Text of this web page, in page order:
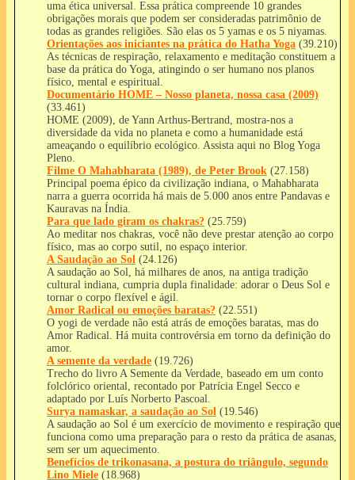
uma ética universal. Essa prática compreende 10 grandes
obrigações morais que podem ser consideradas patrimônio de
todas as grandes religiões. São elas os 5 yamas e os 5 niyamas.
Orientações aos iniciantes na prática do Hatha Yoga (39.210)
As técnicas de respiração, relaxamento e meditação constituem a
base da prática do Yoga, atingindo o ser humano nos planos
físico, mental e espiritual.
Documentário HOME – Nosso planeta, nossa casa (2009)
(33.461)
HOME (2009), de Yann Arthus-Bertrand, mostra-nos a
diversidade da vida no planeta e como a humanidade está
ameaçando o equilíbrio ecológico. Assista aqui no Blog Yoga
Pleno.
Filme O Mahabharata (1989), de Peter Brook (27.158)
Principal poema épico da civilização indiana, o Mahabharata
narra a guerra ocorrida há mais de 5.000 anos entre Pandavas e
Kauravas na Índia.
Para que lado giram os chakras? (25.759)
Ao meditar nos chakras, você não deve prestar atenção ao corpo
físico, mas ao corpo sutil, no espaço interior.
A Saudação ao Sol (24.126)
A saudação ao Sol, há milhares de anos, na antiga tradição
cultural indiana, cumpria dupla finalidade: adorar o Deus Sol e
tornar o corpo flexível e ágil.
Amor Radical ou emoções baratas? (22.551)
O yogi de verdade não está atrás de emoções baratas, mas do
Amor Radical. Há muita controvérsia em torno da definição do
amor.
A semente da verdade (19.726)
Trecho do livro A Semente da Verdade, baseado em um conto
folclórico oriental, recontado por Patrícia Engel Secco e
adaptado por Luís Norberto Pascoal.
Surya namaskar, a saudação ao Sol (19.546)
A saudação ao Sol é um exercício de movimento e respiração que
funciona como uma preparação para o resto da prática de asanas,
sem ser um aquecimento.
Benefícios de trikonasana, a postura do triângulo, segundo
Lino Miele (18.968)